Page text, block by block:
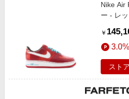
Nike Air
ー - レ
￥
3.0%
スト